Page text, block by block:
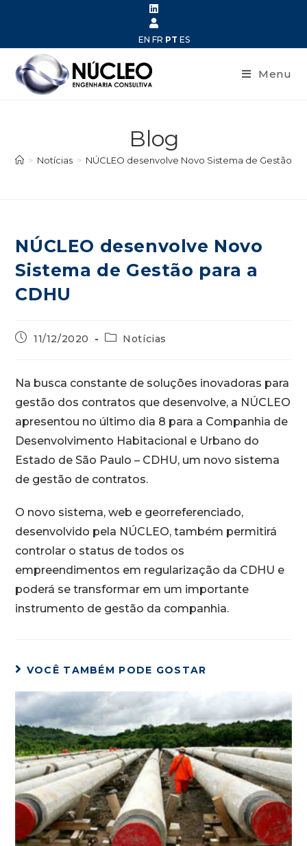
EN FR PT ES
Menu
Blog
> Notícias > NÚCLEO desenvolve Novo Sistema de Gestão
NÚCLEO desenvolve Novo
Sistema de Gestão para a
CDHU
11/12/2020 Notícias
Na busca constante de soluções inovadoras para
gestão dos contratos que desenvolve, a NÚCLEO
apresentou no último dia 8 para a Companhia de
Desenvolvimento Habitacional e Urbano do
Estado de São Paulo – CDHU, um novo sistema
de gestão de contratos.
O novo sistema, web e georreferenciado,
desenvolvido pela NÚCLEO, também permitirá
controlar o status de todos os
empreendimentos em regularização da CDHU e
poderá se transformar em um importante
instrumento de gestão da companhia.
VOCÊ TAMBÉM PODE GOSTAR